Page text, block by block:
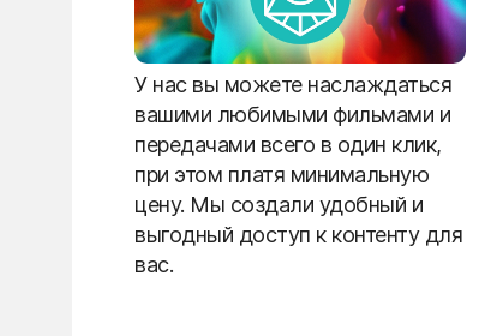
У нас вы можете наслаждаться
вашими любимыми фильмами и
передачами всего в один клик,
при этом платя минимальную
цену. Мы создали удобный и
выгодный доступ к контенту для
вас.